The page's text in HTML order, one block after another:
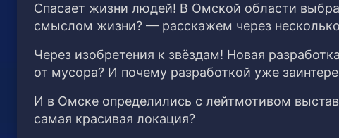
Спасает жизни людей! В Омской области
смыслом жизни? — расскажем через
Через изобретения к звёздам! Новая
от мусора? И почему разработкой уже
И в Омске определились с лейтмотивом
самая красивая локация?